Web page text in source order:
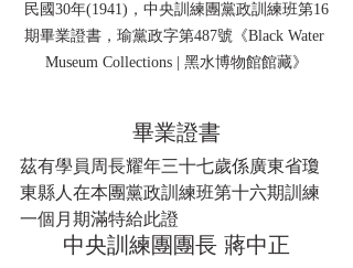
民國30年(1941)，中央訓練團黨政訓練班第16
期畢業證書，瑜黨政字第487號《Black Water
Museum Collections | 黑水博物館館藏》
畢業證書
茲有學員周長耀年三十七歲係廣東省瓊
東縣人在本團黨政訓練班第十六期訓練
一個月期滿特給此證
中央訓練團團長 蔣中正